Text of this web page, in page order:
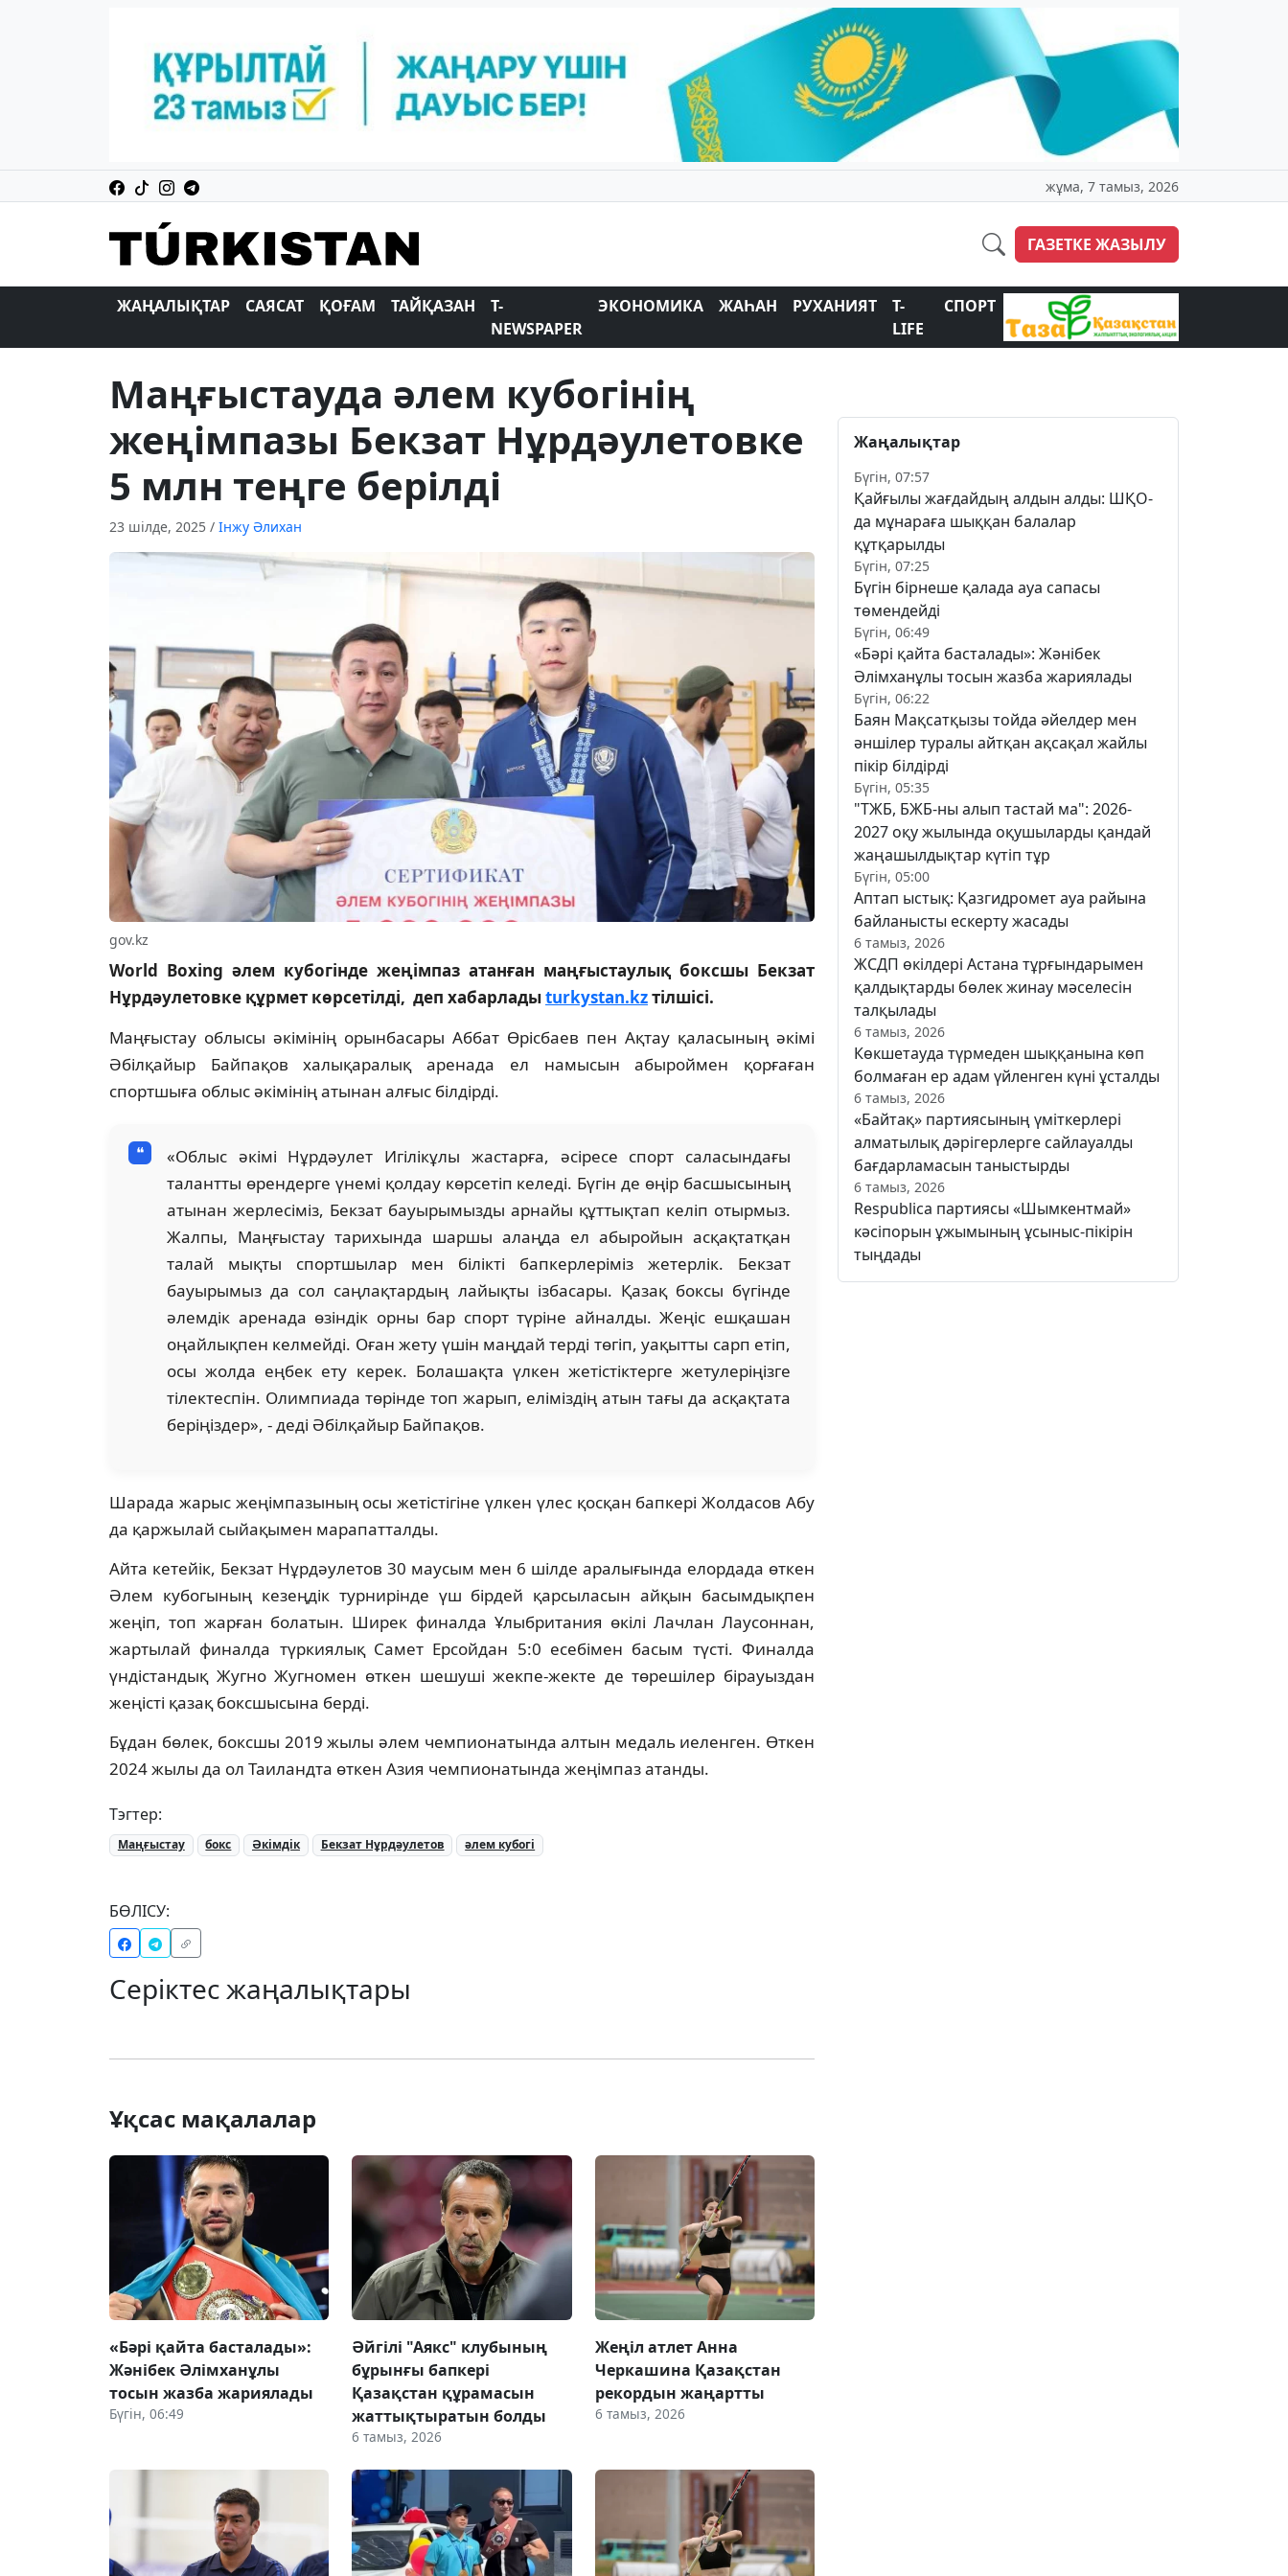
жұма, 7 тамыз, 2026
ГАЗЕТКЕ ЖАЗЫЛУ
ЖАҢАЛЫҚТАР САЯСАТ ҚОҒАМ ТАЙҚАЗАН
T-
NEWSPAPER
ЭКОНОМИКА ЖАҺАН РУХАНИЯТ
T-
LIFE
СПОРТ
Маңғыстауда әлем кубогінің
жеңімпазы Бекзат Нұрдәулетовке
5 млн теңге берілді
23 шілде, 2025 / Інжу Әлихан
gov.kz
World Boxing әлем кубогінде жеңімпаз атанған маңғыстаулық боксшы Бекзат
Нұрдәулетовке құрмет көрсетілді, деп хабарладыturkystan.kzтілшісі.
Маңғыстау облысы әкімінің орынбасары Аббат Өрісбаев пен Ақтау қаласының әкімі
Әбілқайыр Байпақов халықаралық аренада ел намысын абыроймен қорғаған
спортшыға облыс әкімінің атынан алғыс білдірді.
«Облыс әкімі Нұрдәулет Игілікұлы жастарға, әсіресе спорт саласындағы
талантты өрендерге үнемі қолдау көрсетіп келеді. Бүгін де өңір басшысының
атынан жерлесіміз, Бекзат бауырымызды арнайы құттықтап келіп отырмыз.
Жалпы, Маңғыстау тарихында шаршы алаңда ел абыройын асқақтатқан
талай мықты спортшылар мен білікті бапкерлеріміз жетерлік. Бекзат
бауырымыз да сол саңлақтардың лайықты ізбасары. Қазақ боксы бүгінде
әлемдік аренада өзіндік орны бар спорт түріне айналды. Жеңіс ешқашан
оңайлықпен келмейді. Оған жету үшін маңдай терді төгіп, уақытты сарп етіп,
осы жолда еңбек ету керек. Болашақта үлкен жетістіктерге жетулеріңізге
тілектеспін. Олимпиада төрінде топ жарып, еліміздің атын тағы да асқақтата
беріңіздер», - деді Әбілқайыр Байпақов.
Шарада жарыс жеңімпазының осы жетістігіне үлкен үлес қосқан бапкері Жолдасов Абу
да қаржылай сыйақымен марапатталды.
Айта кетейік, Бекзат Нұрдәулетов 30 маусым мен 6 шілде аралығында елордада өткен
Әлем кубогының кезеңдік турнирінде үш бірдей қарсыласын айқын басымдықпен
жеңіп, топ жарған болатын. Ширек финалда Ұлыбритания өкілі Лачлан Лаусоннан,
жартылай финалда түркиялық Самет Ерсойдан 5:0 есебімен басым түсті. Финалда
үндістандық Жугно Жугномен өткен шешуші жекпе-жекте де төрешілер бірауыздан
жеңісті қазақ боксшысына берді.
Бұдан бөлек, боксшы 2019 жылы әлем чемпионатында алтын медаль иеленген. Өткен
2024 жылы да ол Таиландта өткен Азия чемпионатында жеңімпаз атанды.
Тэгтер:
Маңғыстау бокс Әкімдік Бекзат Нұрдәулетов әлем кубогі
БӨЛІСУ:
Серіктес жаңалықтары
Ұқсас мақалалар
«Бәрі қайта басталады»:
Жәнібек Әлімханұлы
тосын жазба жариялады
Бүгін, 06:49
Әйгілі "Аякс" клубының
бұрынғы бапкері
Қазақстан құрамасын
жаттықтыратын болды
6 тамыз, 2026
Жеңіл атлет Анна
Черкашина Қазақстан
рекордын жаңартты
6 тамыз, 2026
Жаңалықтар
Бүгін, 07:57
Қайғылы жағдайдың алдын алды: ШҚО-
да мұнараға шыққан балалар
құтқарылды
Бүгін, 07:25
Бүгін бірнеше қалада ауа сапасы
төмендейді
Бүгін, 06:49
«Бәрі қайта басталады»: Жәнібек
Әлімханұлы тосын жазба жариялады
Бүгін, 06:22
Баян Мақсатқызы тойда әйелдер мен
әншілер туралы айтқан ақсақал жайлы
пікір білдірді
Бүгін, 05:35
"ТЖБ, БЖБ-ны алып тастай ма": 2026-
2027 оқу жылында оқушыларды қандай
жаңашылдықтар күтіп тұр
Бүгін, 05:00
Аптап ыстық: Қазгидромет ауа райына
байланысты ескерту жасады
6 тамыз, 2026
ЖСДП өкілдері Астана тұрғындарымен
қалдықтарды бөлек жинау мәселесін
талқылады
6 тамыз, 2026
Көкшетауда түрмеден шыққанына көп
болмаған ер адам үйленген күні ұсталды
6 тамыз, 2026
«Байтақ» партиясының үміткерлері
алматылық дәрігерлерге сайлауалды
бағдарламасын таныстырды
6 тамыз, 2026
Respublica партиясы «Шымкентмай»
кәсіпорын ұжымының ұсыныс-пікірін
тыңдады